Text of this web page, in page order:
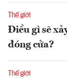
Thế giới
Điều gì sẽ
đóng cửa?
Thế giới